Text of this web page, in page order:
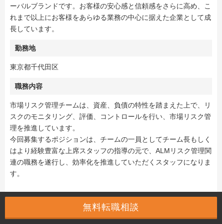
ーバルブランドです。お客様の安心感と信頼感をさらに高め、こ
れまで以上にお客様をあらゆる業務の中心に据えた企業として成
長しています。
勤務地
東京都千代田区
職務内容
市場リスク管理チームは、資産、負債の特性を踏まえた上で、リ
スクのモニタリング、評価、コントロールを行い、市場リスク管
理を推進しています。
今回募集するポジションは、チームの一員としてチーム長もしく
はより経験豊富な上席スタッフの指導の元で、ALMリスク管理関
連の職務を遂行し、効率化を推進していただくスタッフになりま
す。
主な業務
1. ALM リスク管理に関する定例業務の実施およびその効率化
- 定例レポートの作成およびその分析
無料転職相談